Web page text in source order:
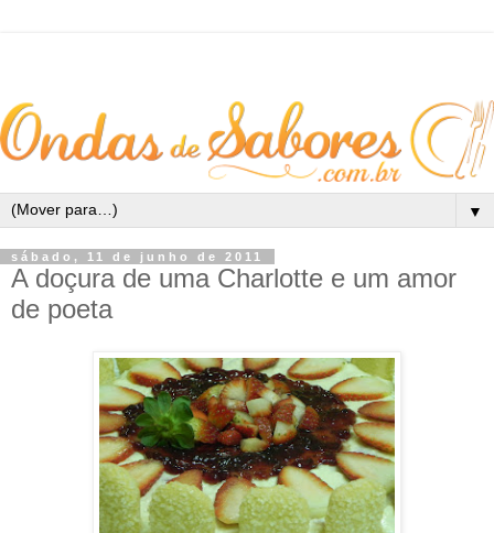
▼
sábado, 11 de junho de 2011
A doçura de uma Charlotte e um amor
de poeta